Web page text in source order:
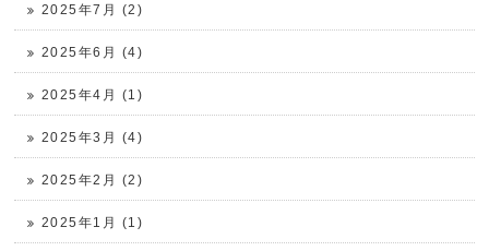
2025年7月 (2)
2025年6月 (4)
2025年4月 (1)
2025年3月 (4)
2025年2月 (2)
2025年1月 (1)